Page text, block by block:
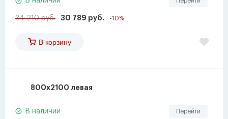
34 210 руб. 30 789 руб. -10%
В корзину
800х2100 левая
Перейти
В наличии